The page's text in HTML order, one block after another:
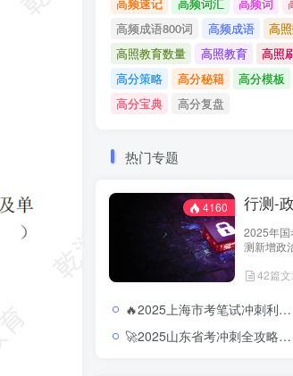
高频成语800词
高频成语
高
高照教育数量
高照教育
高照
高分策略
高分秘籍 高分模板
高分宝典
高分复盘
热门专题
4160
2025年国
测新增政
五大板块
治理论、
语理解与
系、判断
析六大板
42篇文
🔥2025上海市考笔试冲刺利器：押题卷与模块冲刺的精准结合2025上海市考行测押题卷及冲刺资料合集
🚀2025山东省考冲刺全攻略：押题预测与时政热点直击核心2025山东省考行测押题卷及申论预测合集